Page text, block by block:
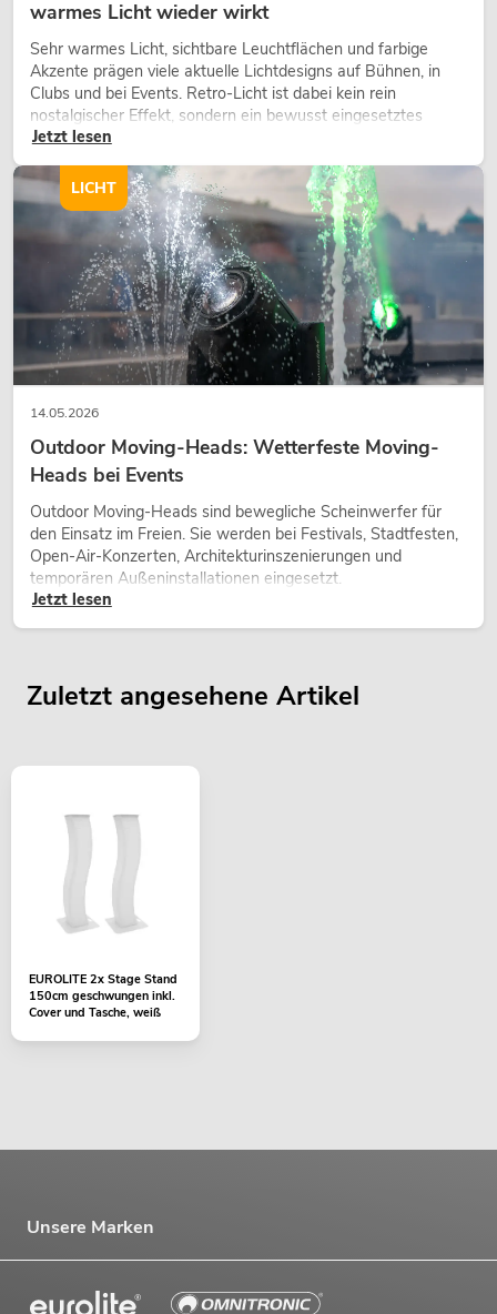
warmes Licht wieder wirkt
Sehr warmes Licht, sichtbare Leuchtflächen und farbige
Akzente prägen viele aktuelle Lichtdesigns auf Bühnen, in
Clubs und bei Events. Retro-Licht ist dabei kein rein
nostalgischer Effekt, sondern ein bewusst eingesetztes
Gestaltungsmittel: Es schafft Atmosphäre, gibt Szenen
wirken lassen.
Jetzt lesen
14.05.2026
Outdoor Moving-Heads: Wetterfeste Moving-
Heads bei Events
Outdoor Moving-Heads sind bewegliche Scheinwerfer für
den Einsatz im Freien. Sie werden bei Festivals, Stadtfesten,
Open-Air-Konzerten, Architekturinszenierungen und
temporären Außeninstallationen eingesetzt.
Jetzt lesen
LICHT
Zuletzt angesehene Artikel
EUROLITE 2x Stage Stand
150cm geschwungen inkl.
Cover und Tasche, weiß
Unsere Marken